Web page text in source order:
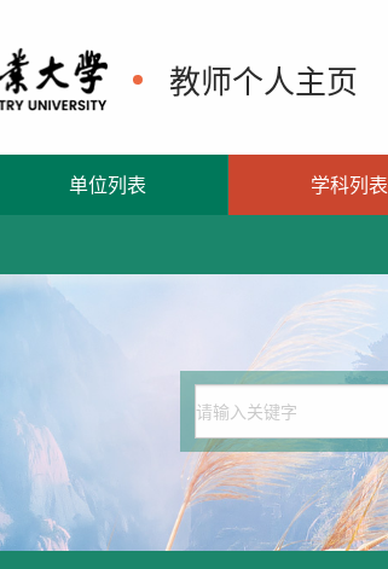
教师个人主页
单位列表 学科列表